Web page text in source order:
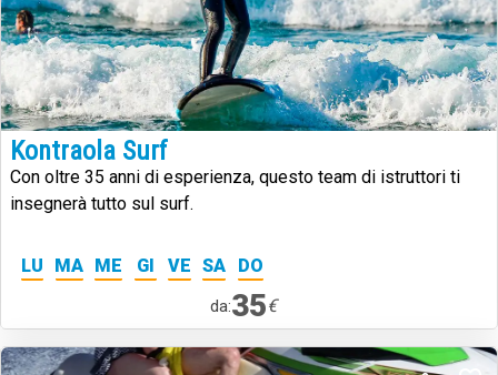
Kontraola Surf
Con oltre 35 anni di esperienza, questo team di istruttori ti
insegnerà tutto sul surf.
LU MA ME GI VE SA DO
da:35€